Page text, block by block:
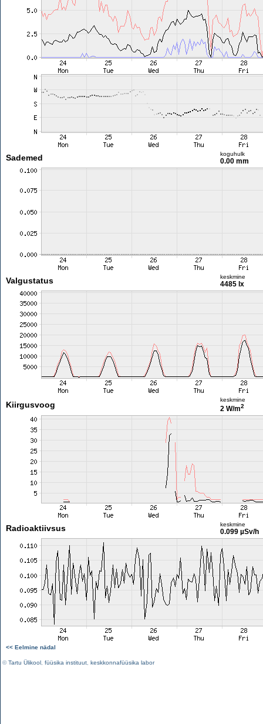
Sademed koguhulk
0.00 mm
Valgustatus keskmine
4485 lx
Kiirgusvoog
keskmine
2 W/m2
Radioaktiivsus keskmine
0.099 µSv/h
<< Eelmine nädal
©Tartu Ülikool füüsika instituut keskkonnafüüsika labor